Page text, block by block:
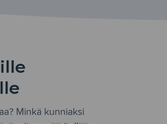
Minkä kunniaksi